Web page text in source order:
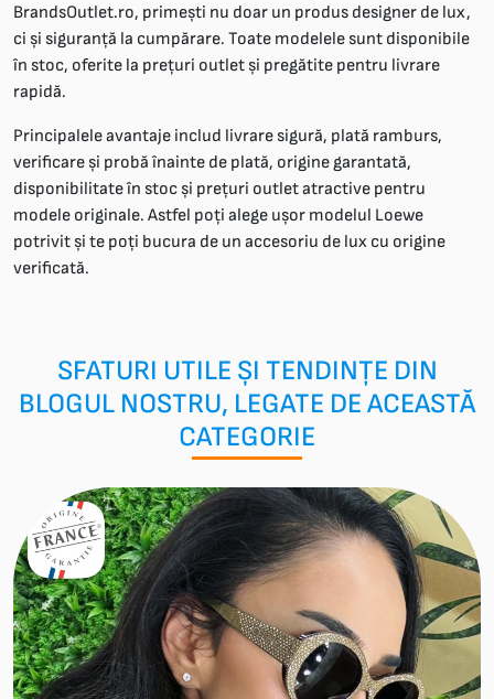
BrandsOutlet.ro, primești nu doar un produs designer de lux,
ci și siguranță la cumpărare. Toate modelele sunt disponibile
în stoc, oferite la prețuri outlet și pregătite pentru livrare
rapidă.
Principalele avantaje includ livrare sigură, plată ramburs,
verificare și probă înainte de plată, origine garantată,
disponibilitate în stoc și prețuri outlet atractive pentru
modele originale. Astfel poți alege ușor modelul Loewe
potrivit și te poți bucura de un accesoriu de lux cu origine
verificată.
SFATURI UTILE ȘI TENDINȚE DIN
BLOGUL NOSTRU, LEGATE DE ACEASTĂ
CATEGORIE